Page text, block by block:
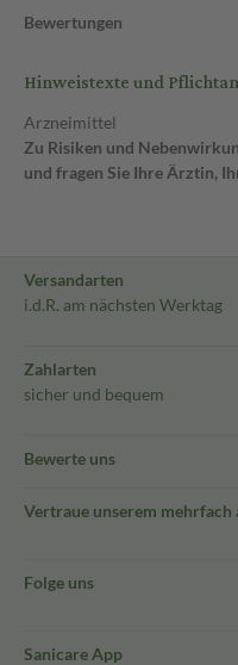
Bewertungen
Hinweistexte und
Arzneimittel
Zu Risiken und
und fragen Sie Ihre Ärztin,
Versandarten
i.d.R. am nächsten Werktag
Zahlarten
sicher und bequem
Bewerte uns
Vertraue unserem mehrfach
Folge uns
Sanicare App